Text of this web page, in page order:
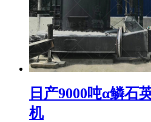
日产9000吨α鳞石
机